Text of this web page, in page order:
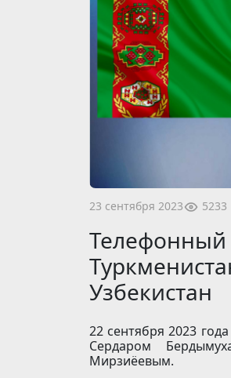
23 сентября 2023 5233
Телефонный
Узбекистан
22 сентября 2023
Сердаром
Мирзиёевым.